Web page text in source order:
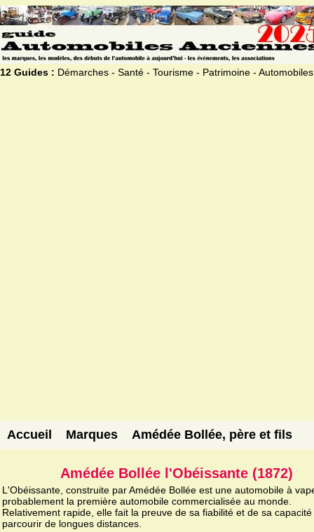
12 Guides : Démarches - Santé - Tourisme - Patrimoine - Automobiles
Accueil Marques Amédée Bollée, père et fils
Amédée Bollée l'Obéissante (1872)
L'Obéissante, construite par Amédée Bollée est une automobile à
probablement la première automobile commercialisée au monde.
Relativement rapide, elle fait la preuve de sa fiabilité et de sa capacité
parcourir de longues distances.